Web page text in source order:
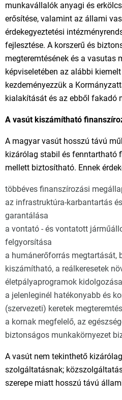
munkavállalók anyagi és
erősítése, valamint az állami
érdekegyeztetési
fejlesztése. A korszerű és
megteremtésének és a vasutas
képviseletében az alábbi
kezdeményezzük a
kialakítását és az ebből fakadó
A vasút kiszámítható
A magyar vasút hosszú távú
kizárólag stabil és fenntartható
mellett biztosítható. Ennek
többéves finanszírozási
az infrastruktúra-karbantartás
garantálása
a vontató - és vontatott
felgyorsítása
a humánerőforrás megtartását,
kiszámítható, a reálkeresetek
életpályaprogramok kidolgozása
a jelenleginél hatékonyabb és
(szervezeti) keretek
a kornak megfelelő, az
biztonságos munkakörnyezet
A vasút nem tekinthető
szolgáltatásnak;
szerepe miatt hosszú távú